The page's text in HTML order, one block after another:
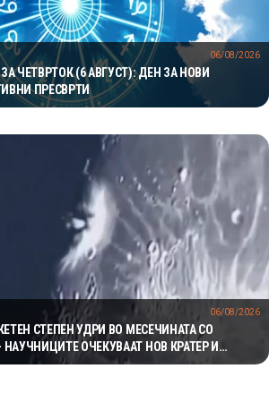
ЧЕТВРТОК (6 АВГУСТ): ДЕН ЗА НОВИ
ПРЕСВРТИ
06/08/2026
СТЕПЕН УДРИ ВО МЕСЕЧИНАТА СО
ОЧЕКУВААТ НОВ КРАТЕР И
06/08/2026